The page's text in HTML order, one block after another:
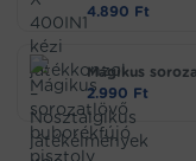
4.890 Ft
Mágikus
2.990 Ft